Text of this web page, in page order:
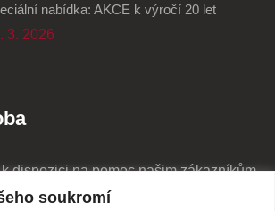
soukromí
nabídka: AKCE k výročí 20 let
3. 2026
dispozici na pomoc našim zákazníkům